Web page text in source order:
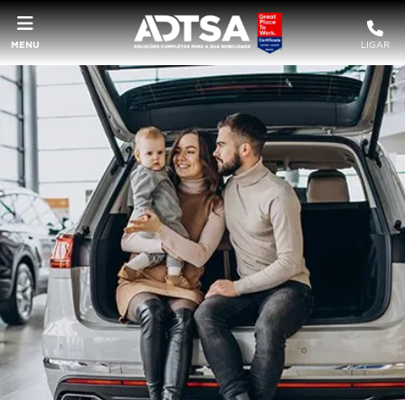
MENU LIGAR